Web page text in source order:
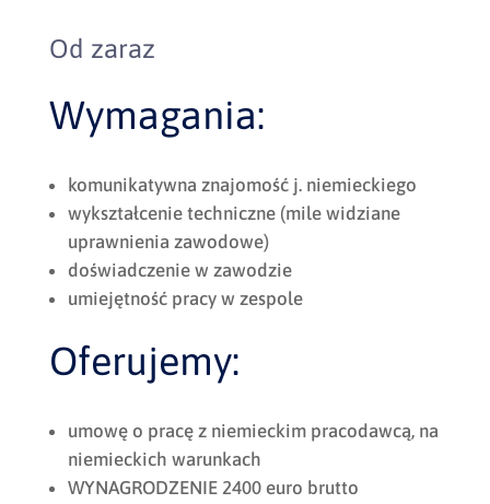
Od zaraz
Wymagania:
komunikatywna znajomość j. niemieckiego
wykształcenie techniczne (mile widziane
uprawnienia zawodowe)
doświadczenie w zawodzie
umiejętność pracy w zespole
Oferujemy:
umowę o pracę z niemieckim pracodawcą, na
niemieckich warunkach
WYNAGRODZENIE 2400 euro brutto